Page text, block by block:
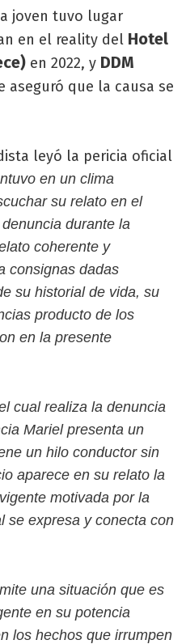
joven tuvo lugar
en el reality del Hotel
en 2022, y DDM
aseguró que la causa se
leyó la pericia oficial
en un clima
su relato en el
durante la
coherente y
consignas dadas
su historial de vida, su
producto de los
en la presente
cual realiza la denuncia
Mariel presenta un
un hilo conductor sin
aparece en su relato la
motivada por la
se expresa y conecta con
una situación que es
en su potencia
los hechos que irrumpen